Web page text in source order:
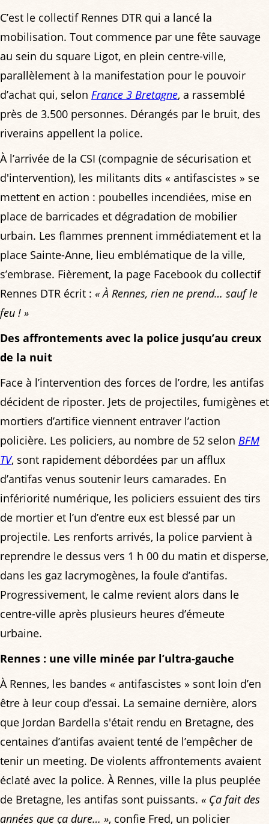
C’est le collectif Rennes DTR qui a lancé la
mobilisation. Tout commence par une fête sauvage
au sein du square Ligot, en plein centre-ville,
parallèlement à la manifestation pour le pouvoir
d’achat qui, selon France 3 Bretagne, a rassemblé
près de 3.500 personnes. Dérangés par le bruit, des
riverains appellent la police.
À l’arrivée de la CSI (compagnie de sécurisation et
d'intervention), les militants dits « antifascistes » se
mettent en action : poubelles incendiées, mise en
place de barricades et dégradation de mobilier
urbain. Les flammes prennent immédiatement et la
place Sainte-Anne, lieu emblématique de la ville,
s’embrase. Fièrement, la page Facebook du collectif
Rennes DTR écrit : « À Rennes, rien ne prend… sauf le
feu ! »
Des affrontements avec la police jusqu’au creux
de la nuit
Face à l’intervention des forces de l’ordre, les antifas
décident de riposter. Jets de projectiles, fumigènes et
mortiers d’artifice viennent entraver l’action
policière. Les policiers, au nombre de 52 selon BFM
TV, sont rapidement débordées par un afflux
d’antifas venus soutenir leurs camarades. En
infériorité numérique, les policiers essuient des tirs
de mortier et l’un d’entre eux est blessé par un
projectile. Les renforts arrivés, la police parvient à
reprendre le dessus vers 1 h 00 du matin et disperse,
dans les gaz lacrymogènes, la foule d’antifas.
Progressivement, le calme revient alors dans le
centre-ville après plusieurs heures d’émeute
urbaine.
Rennes : une ville minée par l’ultra-gauche
À Rennes, les bandes « antifascistes » sont loin d’en
être à leur coup d’essai. La semaine dernière, alors
que Jordan Bardella s'était rendu en Bretagne, des
centaines d’antifas avaient tenté de l’empêcher de
tenir un meeting. De violents affrontements avaient
éclaté avec la police. À Rennes, ville la plus peuplée
de Bretagne, les antifas sont puissants. « Ça fait des
années que ça dure… », confie Fred, un policier